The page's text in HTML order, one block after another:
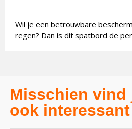
Wil je een betrouwbare
regen? Dan is dit spatbord de
Misschien vind
ook interessant